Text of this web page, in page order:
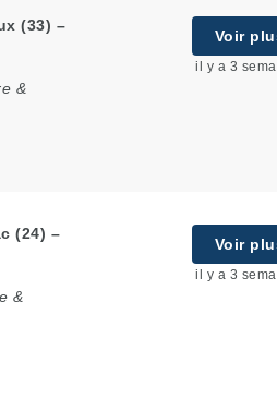
(33) –
&
Voir
il y a 3
(24) –
&
Voir
il y a 3